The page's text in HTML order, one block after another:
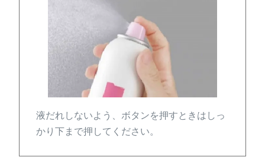
液だれしないよう、ボタンを押すときはしっ
かり下まで押してください。